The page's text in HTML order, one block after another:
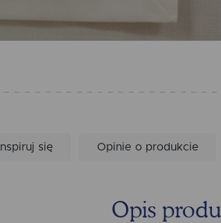
się Opinie o produkcie
Opis